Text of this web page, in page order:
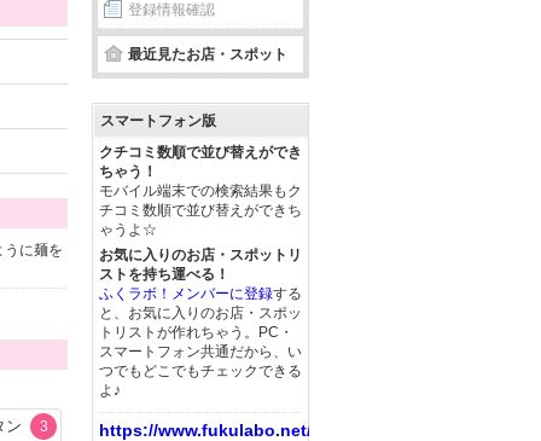
うに麺を
ン 3
登録情報確認
最近見たお店・スポット
スマートフォン版
クチコミ数順で並び替えができ
ちゃう！
モバイル端末での検索結果もク
チコミ数順で並び替えができち
ゃうよ☆
お気に入りのお店・スポットリ
ストを持ち運べる！
ふくラボ！メンバーに登録する
と、お気に入りのお店・スポッ
トリストが作れちゃう。PC・
スマートフォン共通だから、い
つでもどこでもチェックできる
よ♪
https://www.fukulabo.net/